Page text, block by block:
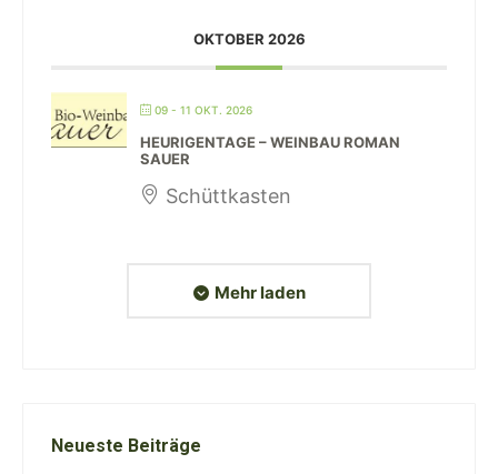
OKTOBER 2026
09 - 11 OKT. 2026
HEURIGENTAGE – WEINBAU ROMAN
SAUER
Schüttkasten
Mehr laden
Neueste Beiträge